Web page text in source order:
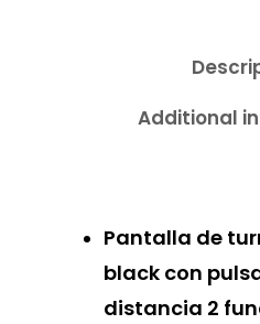
Additional
Pantalla de
black con
distancia 2